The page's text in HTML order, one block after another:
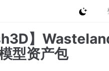
】
型资产包